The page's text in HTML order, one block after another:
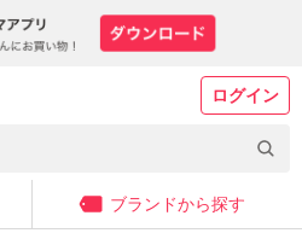
ログイン
ブランドから探す